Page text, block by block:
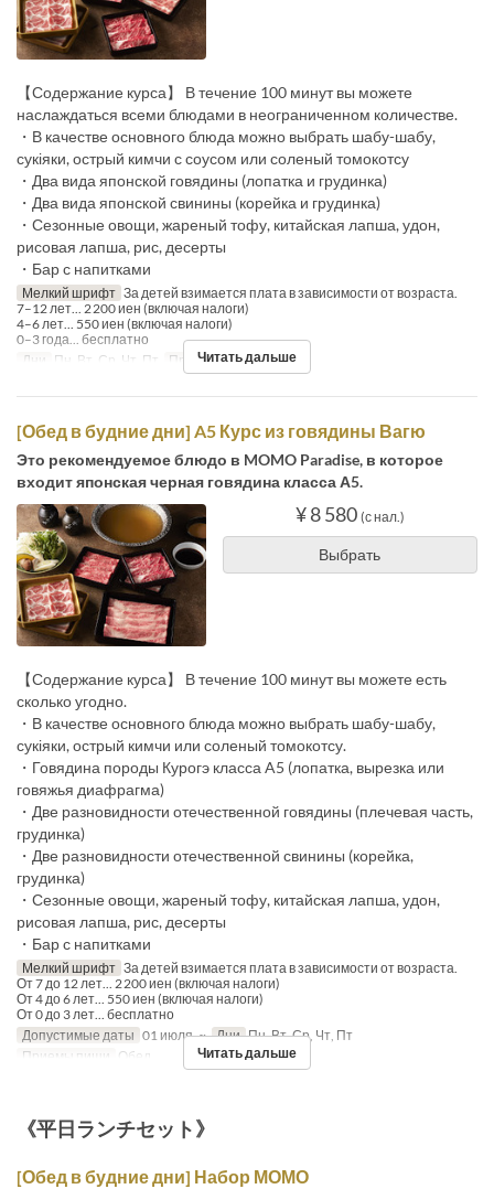
【Содержание курса】 В течение 100 минут вы можете
наслаждаться всеми блюдами в неограниченном количестве.
・В качестве основного блюда можно выбрать шабу-шабу,
сукіяки, острый кимчи с соусом или соленый томокотсу
・Два вида японской говядины (лопатка и грудинка)
・Два вида японской свинины (корейка и грудинка)
・Сезонные овощи, жареный тофу, китайская лапша, удон,
рисовая лапша, рис, десерты
・Бар с напитками
Мелкий шрифт За детей взимается плата в зависимости от возраста.
7–12 лет... 2 200 иен (включая налоги)
4–6 лет... 550 иен (включая налоги)
0–3 года... бесплатно
Дни Пн, Вт, Ср, Чт, Пт Приемы пищи Обед
Читать дальше
[Обед в будние дни] A5 Курс из говядины Вагю
Это рекомендуемое блюдо в MOMO Paradise, в которое
входит японская черная говядина класса А5.
¥ 8 580 (с нал.)
Выбрать
【Содержание курса】 В течение 100 минут вы можете есть
сколько угодно.
・В качестве основного блюда можно выбрать шабу-шабу,
сукіяки, острый кимчи или соленый томокотсу.
・Говядина породы Курогэ класса A5 (лопатка, вырезка или
говяжья диафрагма)
・Две разновидности отечественной говядины (плечевая часть,
грудинка)
・Две разновидности отечественной свинины (корейка,
грудинка)
・Сезонные овощи, жареный тофу, китайская лапша, удон,
рисовая лапша, рис, десерты
・Бар с напитками
Мелкий шрифт За детей взимается плата в зависимости от возраста.
От 7 до 12 лет... 2 200 иен (включая налоги)
От 4 до 6 лет... 550 иен (включая налоги)
От 0 до 3 лет... бесплатно
Допустимые даты 01 июля. ~ Дни Пн, Вт, Ср, Чт, Пт
Приемы пищи Обед Читать дальше
《平日ランチセット》
[Обед в будние дни] Набор МОМО